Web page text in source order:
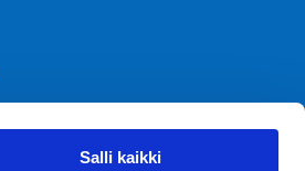
Salli kaikki